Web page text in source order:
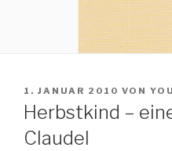
VERÖFFENTLICHT
AM
1. JANUAR 2010 VON
Herbstkind –
Claudel